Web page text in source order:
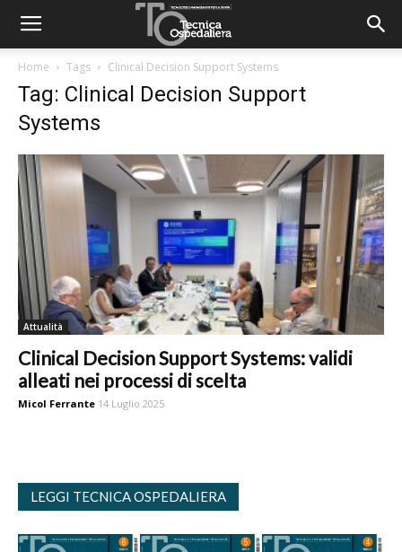
Home Tags Clinical Decision Support Systems
Tag: Clinical Decision Support
Systems
Attualità
Clinical Decision Support Systems: validi
alleati nei processi di scelta
Micol Ferrante 14 Luglio 2025
LEGGI TECNICA OSPEDALIERA